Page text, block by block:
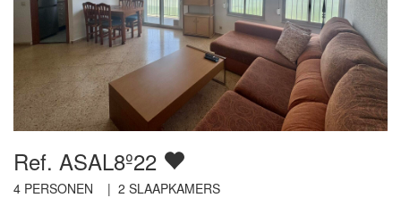
Ref. ASAL8º22
4 PERSONEN | 2 SLAAPKAMERS